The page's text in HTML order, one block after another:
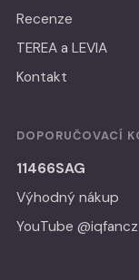
Recenze
TEREA a LEVIA
Kontakt
DOPORUČOVACÍ
11466SAG
Výhodný nákup
YouTube @iqfancz